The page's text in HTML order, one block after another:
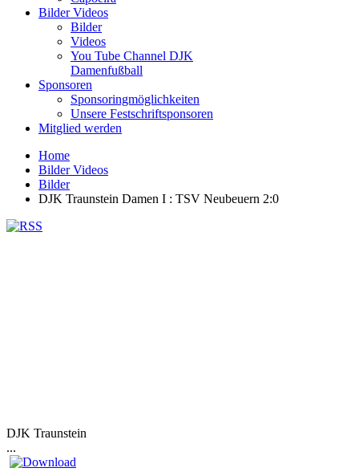
Bilder Videos
Bilder
Videos
You Tube Channel DJK
Damenfußball
Sponsoren
Sponsoringmöglichkeiten
Unsere Festschriftsponsoren
Mitglied werden
Home
Bilder Videos
Bilder
DJK Traunstein Damen I : TSV Neubeuern 2:0
DJK Traunstein
...